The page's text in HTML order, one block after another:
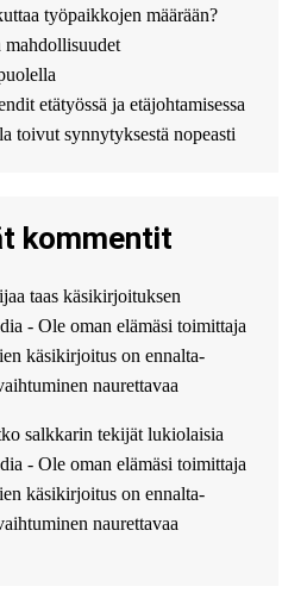
без
и
👏
You’ve
työpaikkojen määrään?
etätyössä ja etäjohtamisessa
toivut synnytyksestä nopeasti
kommentit
taas käsikirjoituksen
- Ole oman elämäsi toimittaja
käsikirjoitus on ennalta-
naurettavaa
salkkarin tekijät lukiolaisia
- Ole oman elämäsi toimittaja
käsikirjoitus on ennalta-
naurettavaa